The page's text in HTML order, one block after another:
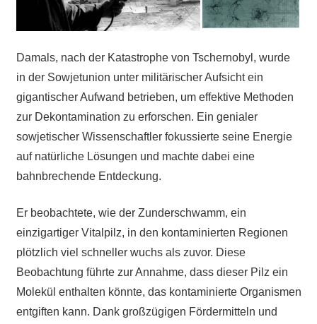
Damals, nach der Katastrophe von Tschernobyl, wurde
in der Sowjetunion unter militärischer Aufsicht ein
gigantischer Aufwand betrieben, um effektive Methoden
zur Dekontamination zu erforschen. Ein genialer
sowjetischer Wissenschaftler fokussierte seine Energie
auf natürliche Lösungen und machte dabei eine
bahnbrechende Entdeckung.
Er beobachtete, wie der Zunderschwamm, ein
einzigartiger Vitalpilz, in den kontaminierten Regionen
plötzlich viel schneller wuchs als zuvor. Diese
Beobachtung führte zur Annahme, dass dieser Pilz ein
Molekül enthalten könnte, das kontaminierte Organismen
entgiften kann. Dank großzügigen Fördermitteln und